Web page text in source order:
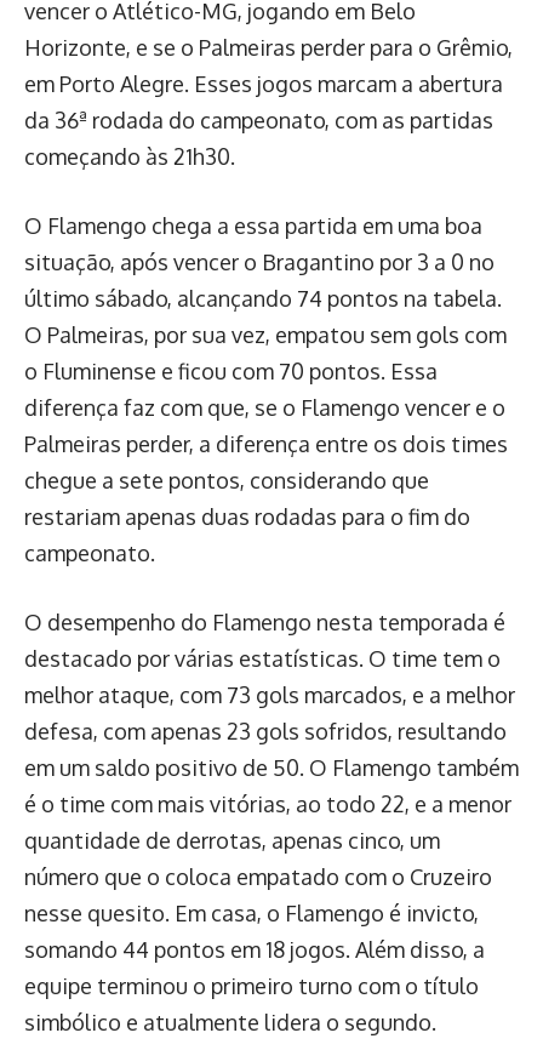
vencer o Atlético-MG, jogando em Belo
Horizonte, e se o Palmeiras perder para o Grêmio,
em Porto Alegre. Esses jogos marcam a abertura
da 36ª rodada do campeonato, com as partidas
começando às 21h30.
O Flamengo chega a essa partida em uma boa
situação, após vencer o Bragantino por 3 a 0 no
último sábado, alcançando 74 pontos na tabela.
O Palmeiras, por sua vez, empatou sem gols com
o Fluminense e ficou com 70 pontos. Essa
diferença faz com que, se o Flamengo vencer e o
Palmeiras perder, a diferença entre os dois times
chegue a sete pontos, considerando que
restariam apenas duas rodadas para o fim do
campeonato.
O desempenho do Flamengo nesta temporada é
destacado por várias estatísticas. O time tem o
melhor ataque, com 73 gols marcados, e a melhor
defesa, com apenas 23 gols sofridos, resultando
em um saldo positivo de 50. O Flamengo também
é o time com mais vitórias, ao todo 22, e a menor
quantidade de derrotas, apenas cinco, um
número que o coloca empatado com o Cruzeiro
nesse quesito. Em casa, o Flamengo é invicto,
somando 44 pontos em 18 jogos. Além disso, a
equipe terminou o primeiro turno com o título
simbólico e atualmente lidera o segundo.